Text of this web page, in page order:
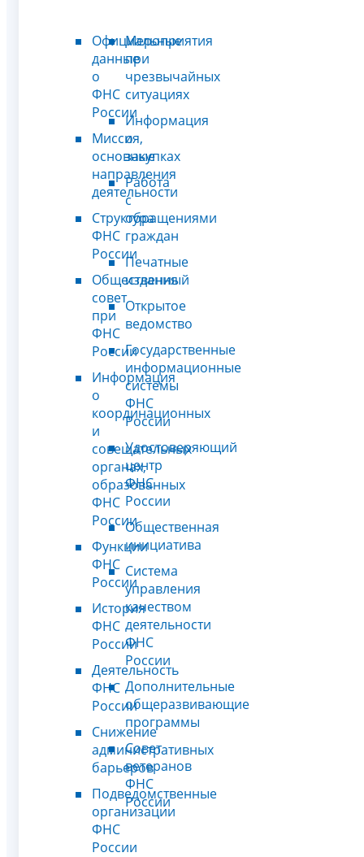
Официальные
данные
о
ФНС
России
Миссия,
основные
направления
деятельности
Структура
ФНС
России
Общественный
совет
при
ФНС
России
Информация
о
координационных
и
совещательных
органах,
образованных
ФНС
России
Функции
ФНС
России
История
ФНС
России
Деятельность
ФНС
России
Снижение
административных
барьеров
Подведомственные
организации
ФНС
России
Мероприятия
при
чрезвычайных
ситуациях
Информация
о
закупках
Работа
с
обращениями
граждан
Печатные
издания
Открытое
ведомство
Государственные
информационные
системы
ФНС
России
Удостоверяющий
центр
ФНС
России
Общественная
инициатива
Система
управления
качеством
деятельности
ФНС
России
Дополнительные
общеразвивающие
программы
Совет
ветеранов
ФНС
России